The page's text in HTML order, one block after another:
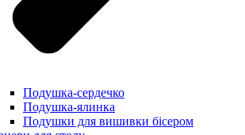
Подушка-сердечко
Подушка-ялинка
Подушки для вишивки бісером